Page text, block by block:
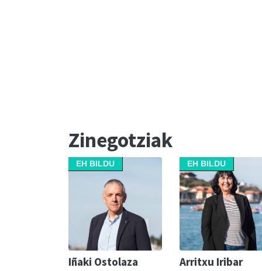
Zinegotziak
EH BILDU
Iñaki Ostolaza
EH BILDU
Arritxu Iribar